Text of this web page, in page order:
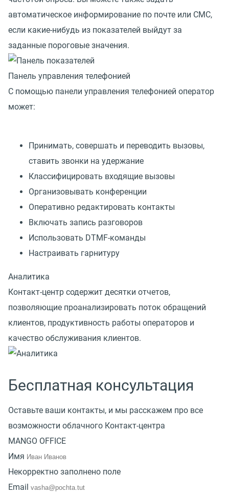
автоматическое информирование по почте или СМС,
если какие-нибудь из показателей выйдут за
заданные пороговые значения.
Панель управления телефонией
С помощью панели управления телефонией оператор
может:
Принимать, совершать и переводить вызовы,
ставить звонки на удержание
Классифицировать входящие вызовы
Организовывать конференции
Оперативно редактировать контакты
Включать запись разговоров
Использовать DTMF-команды
Настраивать гарнитуру
Аналитика
Контакт-центр содержит десятки отчетов,
позволяющие проанализировать поток обращений
клиентов, продуктивность работы операторов и
качество обслуживания клиентов.
Бесплатная консультация
Оставьте ваши контакты, и мы расскажем про все
возможности облачного Контакт-центра
MANGO OFFICE
Имя
Некорректно заполнено поле
Email